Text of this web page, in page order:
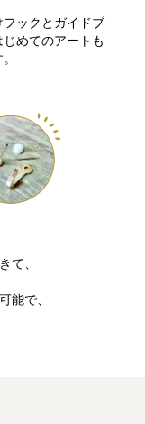
ックとガイドブ
めてのアートも
能で、
て、